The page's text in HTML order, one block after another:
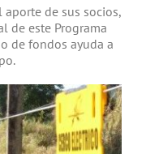
aporte de sus socios,
de este Programa
de fondos ayuda a